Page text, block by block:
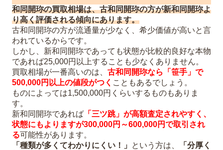
和同開珎の買取相場は、古和同開珎の方が新和同開珎よ
り高く評価される傾向にあります。
古和同開珎の方が流通量が少なく、希少価値が高いと言
われているからです。
しかし、新和同開珎であっても状態が比較的良好な本物
であれば25,000円以上することも少なくありません。
買取相場が一番高いのは、 古和同開珎なら「笹手」で
500,000円以上の値段がつく こともあるでしょう。
ものによっては1,500,000円くらいするものもありま
す。
新和同開珎であれば 「三ツ跳」が高額査定されやすく、
状態にもよりますが300,000円～600,000円で取引され
る可能性があります。
「種類が多くてわかりにくい！」 という方は、
「分厚く